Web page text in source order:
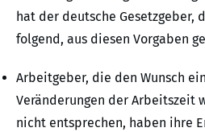
hat der deutsche Gesetzgeber,
folgend, aus diesen Vorgaben
Arbeitgeber, die den Wunsch
Veränderungen der Arbeitszeit
nicht entsprechen, haben ihre